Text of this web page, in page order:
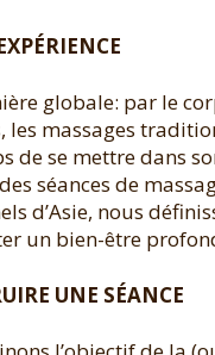
globale: par le
les massages
de se mettre dans
séances de
d’Asie, nous
un bien-être
UNE SÉANCE